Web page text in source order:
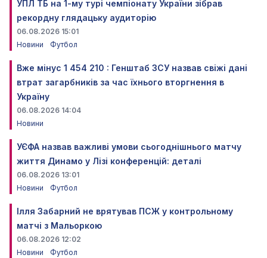
УПЛ ТБ на 1-му турі чемпіонату України зібрав
рекордну глядацьку аудиторію
06.08.2026 15:01
Новини
Футбол
Вже мінус 1 454 210 : Генштаб ЗСУ назвав свіжі дані
втрат загарбників за час їхнього вторгнення в
Україну
06.08.2026 14:04
Новини
УЄФА назвав важливі умови сьогоднішнього матчу
життя Динамо у Лізі конференцій: деталі
06.08.2026 13:01
Новини
Футбол
Ілля Забарний не врятував ПСЖ у контрольному
матчі з Мальоркою
06.08.2026 12:02
Новини
Футбол